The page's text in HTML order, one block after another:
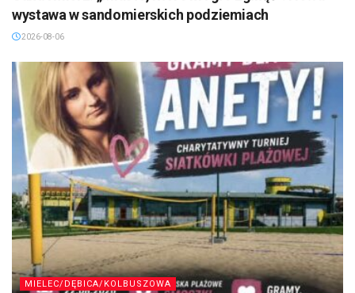
wystawa w sandomierskich podziemiach
2026-08-06
MIELEC/DĘBICA/KOLBUSZOWA